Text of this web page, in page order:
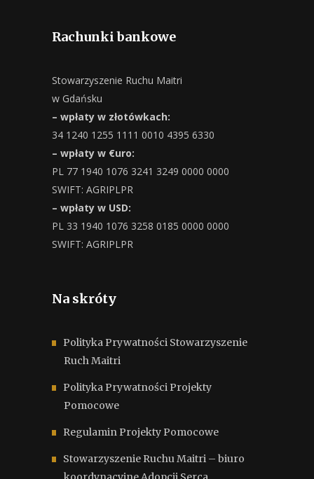
Rachunki bankowe
Stowarzyszenie Ruchu Maitri
w Gdańsku
– wpłaty w złotówkach:
34 1240 1255 1111 0010 4395 6330
– wpłaty w €uro:
PL 77 1940 1076 3241 3249 0000 0000
SWIFT: AGRIPLPR
– wpłaty w USD:
PL 33 1940 1076 3258 0185 0000 0000
SWIFT: AGRIPLPR
Na skróty
Polityka Prywatności Stowarzyszenie
Ruch Maitri
Polityka Prywatności Projekty
Pomocowe
Regulamin Projekty Pomocowe
Stowarzyszenie Ruchu Maitri – biuro